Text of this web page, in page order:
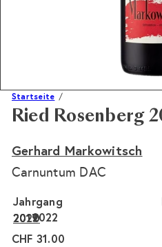
Startseite
Ried Rosenberg
Gerhard Markowitsch
Carnuntum DAC
Jahrgang
2022
2020
2019
2017
Normaler
CHF 31.00